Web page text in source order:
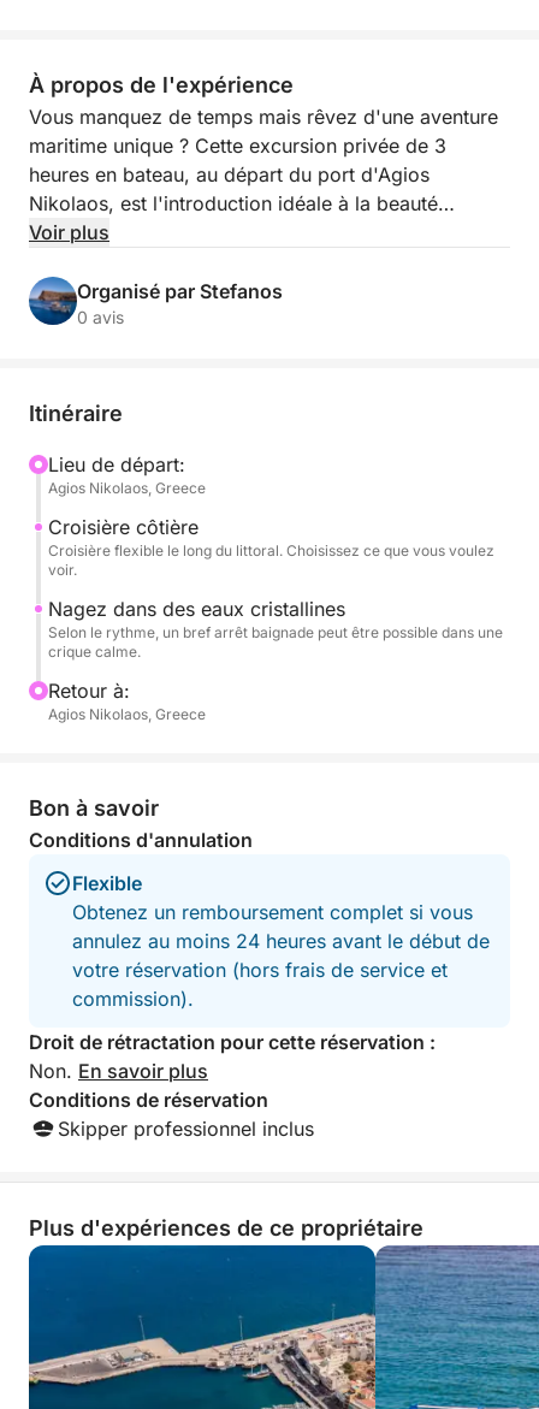
À propos de l'expérience
Vous manquez de temps mais rêvez d'une aventure
maritime unique ? Cette excursion privée de 3
heures en bateau, au départ du port d'Agios
Nikolaos, est l'introduction idéale à la beauté
authentique de la mer crétoise et à l'authenticité des
Guidé par un skipper professionnel issu d'une
d'Agios Nikolaos. Que vous souhaitiez tenter votre
côtier, ou simplement profiter du calme marin, cette
excursion vous offre une immersion détendue dans
la vie au bord de l'eau. Vous aurez également la
possibilité de vous essayer à la pêche à pied près
du rivage.
Cette courte excursion est idéale pour les familles
avec enfants, les couples ou les voyageurs solitaires
désireux de vivre une expérience locale authentique
dans la baie de Mirabello.
Voir plus
Organisé par Stefanos
0 avis
Itinéraire
Lieu de départ:
Agios Nikolaos, Greece
Croisière côtière
Croisière flexible le long du littoral. Choisissez ce que vous voulez
voir.
Nagez dans des eaux cristallines
Selon le rythme, un bref arrêt baignade peut être possible dans une
crique calme.
Retour à:
Agios Nikolaos, Greece
Bon à savoir
Conditions d'annulation
Flexible
Obtenez un remboursement complet si vous
annulez au moins 24 heures avant le début de
votre réservation (hors frais de service et
commission).
Droit de rétractation pour cette réservation :
Non. En savoir plus
Conditions de réservation
Skipper professionnel inclus
Plus d'expériences de ce propriétaire